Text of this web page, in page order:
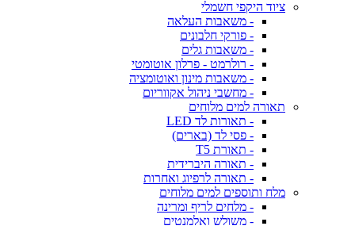
ציוד היקפי חשמלי
- משאבות העלאה
- פורקי חלבונים
- משאבות גלים
- רולרמט - פרלון אוטומטי
- משאבות מינון ואוטומציה
- מחשבי ניהול אקווריום
תאורה למים מלוחים
- תאורות לד LED
- פסי לד (בארים)
- תאורת T5
- תאורה היברידית
- תאורה לרפיוג ואחרות
מלח ותוספים למים מלוחים
- מלחים לריף ומרינה
- משולש ואלמנטים